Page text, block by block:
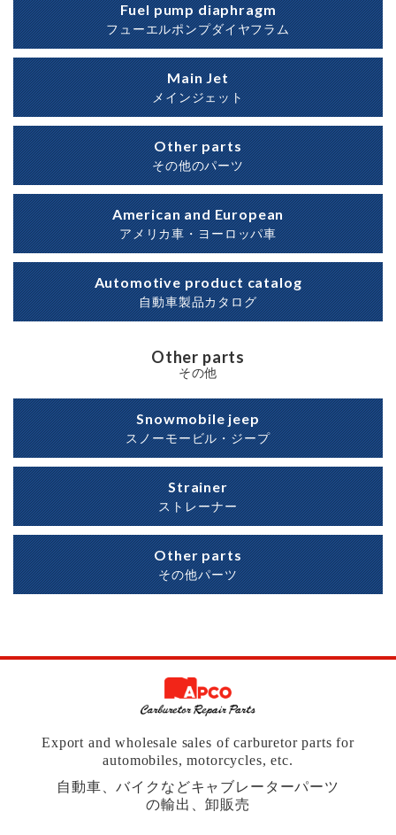
Fuel pump diaphragm
フューエルポンプダイヤフラム
Main Jet
メインジェット
Other parts
その他のパーツ
American and European
アメリカ車・ヨーロッパ車
Automotive product catalog
自動車製品カタログ
Other parts
その他
Snowmobile jeep
スノーモービル・ジープ
Strainer
ストレーナー
Other parts
その他パーツ
Export and wholesale sales of carburetor parts for
automobiles, motorcycles, etc.
自動車、バイクなどキャブレーターパーツ
の輸出、卸販売